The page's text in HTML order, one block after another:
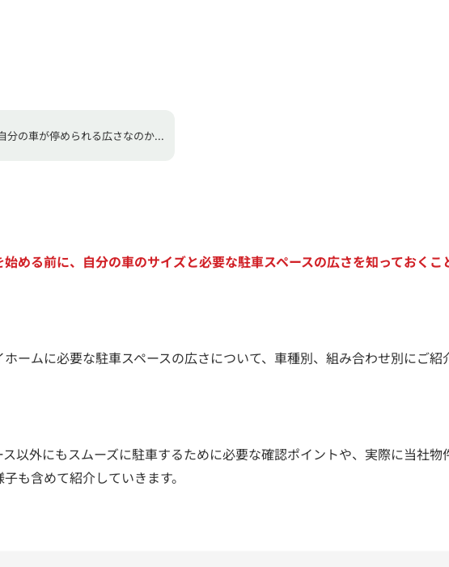
分の車が停められる広さなのか...
める前に、自分の車のサイズと必要な駐車スペースの広さを知っておくこ
ームに必要な駐車スペースの広さについて、車種別、組み合わせ別にご紹
ス以外にもスムーズに駐車するために必要な確認ポイントや、実際に当社物
も含めて紹介していきます。